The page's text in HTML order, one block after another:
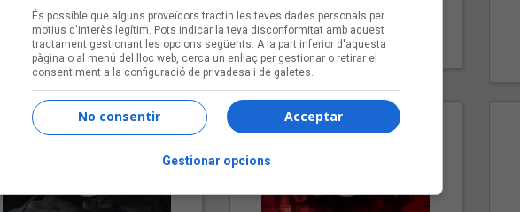
"Lo bueno y lo malo"
Carmen y María
"Posidònia"
Pep Álvarez amb Joan Muntaner
(Xanguito)
És possible que alguns proveïdors tractin les teves dades personals per
motius d'interès legítim. Pots indicar la teva disconformitat amb aquest
tractament gestionant les opcions següents. A la part inferior d'aquesta
pàgina o al menú del lloc web, cerca un enllaç per gestionar o retirar el
consentiment a la configuració de privadesa i de galetes.
Acceptar
No consentir
Gestionar opcions